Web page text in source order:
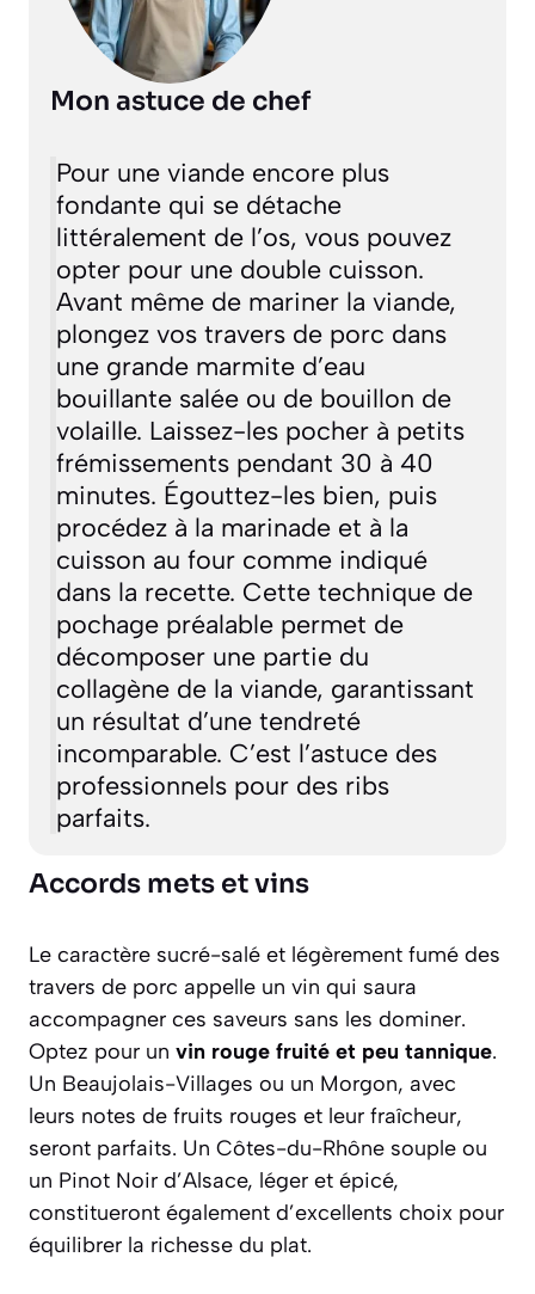
Mon astuce de chef
Pour une viande encore plus
fondante qui se détache
littéralement de l’os, vous pouvez
opter pour une double cuisson.
Avant même de mariner la viande,
plongez vos travers de porc dans
une grande marmite d’eau
bouillante salée ou de bouillon de
volaille. Laissez-les pocher à petits
frémissements pendant 30 à 40
minutes. Égouttez-les bien, puis
procédez à la marinade et à la
cuisson au four comme indiqué
dans la recette. Cette technique de
pochagepréalable permet de
décomposer une partie du
collagène de la viande, garantissant
un résultat d’une tendreté
incomparable. C’est l’astuce des
professionnels pour des ribs
parfaits.
Accords mets et vins
Le caractère sucré-salé et légèrement fumé des
travers de porc appelle un vin qui saura
accompagner ces saveurs sans les dominer.
Optez pour un vin rouge fruité et peu tannique.
Un Beaujolais-Villages ou un Morgon, avec
leurs notes de fruits rouges et leur fraîcheur,
seront parfaits. Un Côtes-du-Rhône souple ou
un Pinot Noir d’Alsace, léger et épicé,
constitueront également d’excellents choix pour
équilibrer la richesse du plat.